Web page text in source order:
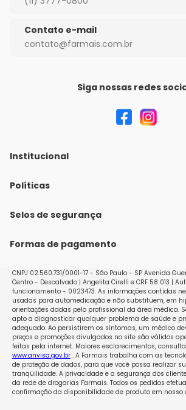
Contato e-mail
contato@farmais.com.br
Siga nossas redes
Institucional
Quem Somos
Nossas lojas
Políticas
Política de Envio
Políticas de Trocas e Devoluções
Selos de segurança
Formas de pagamento
CNPJ 02.560.731/0001-17 - São Paulo - SP Avenida
Centro - Descalvado | Angelita Cirelli e CRF 58 013 |
funcionamento - 0023473. As informações contidas
usadas para automedicação e não substituem, em
orientações dadas pelo profissional da área médica.
apto a diagnosticar qualquer problema de saúde e
adequado. Ao persistirem os sintomas, um médico
preços e promoções divulgados no site são válidos
feitas pela internet. Maiores esclarecimentos,
www.anvisa.gov.br. A Farmais trabalha com as
de proteção de dados, para que você possa realizar
tranqüilidade. A privacidade e a segurança dos
da rede de drogarias Farmais. Todos os pedidos
confirmação da disponibilidade de produto em nosso